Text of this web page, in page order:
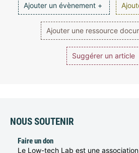
Ajouter un évènement +
Ajouter une ressource
Suggérer un article
NOUS SOUTENIR
Faire un don
Le Low-tech Lab est une